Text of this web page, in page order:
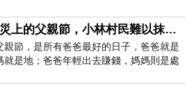
很美吶
下穿和服的美女以及相撲
八八風災上的父親節，小林村民難以抹滅的痛
親節，是所有爸爸最好的日子，爸爸就是
就是地；爸爸年輕出去賺錢，媽媽則是處
職業不分高低貴賤，只有人品才